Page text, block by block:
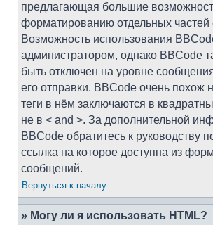
предлагающая большие
форматированию отдельных
Возможность использования
администратором, однако BBCode
быть отключен на уровне
его отправки. BBCode очень похож
теги в нём заключаются в
не в < and >. За дополнительной
BBCode обратитесь к руководству
ссылка на которое доступна из
сообщений.
Вернуться к началу
» Могу ли я использовать HTML?